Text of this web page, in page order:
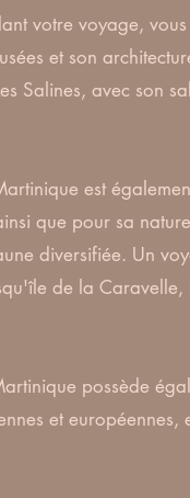
votre voyage,
et son
Salines, avec son
est
que pour sa
diversifiée. Un
de la
possède
et